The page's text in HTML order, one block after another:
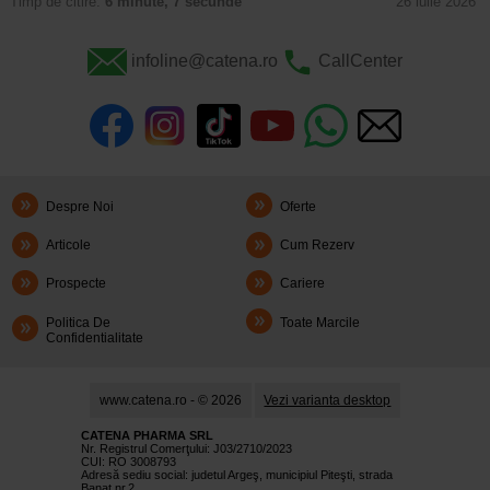
infoline@catena.ro CallCenter
Despre Noi Oferte
Articole Cum Rezerv
Prospecte Cariere
Politica De
Confidentialitate
Toate Marcile
www.catena.ro - © 2026 Vezi varianta desktop
CATENA PHARMA SRL
Nr. Registrul Comerţului: J03/2710/2023
CUI: RO 3008793
Adresă sediu social: judetul Argeş, municipiul Piteşti, strada